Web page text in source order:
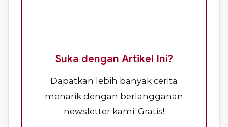
Suka dengan Artikel Ini?
Dapatkan lebih banyak cerita
menarik dengan berlangganan
newsletter kami. Gratis!